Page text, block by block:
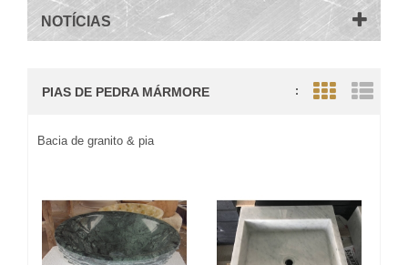
NOTÍCIAS
PIAS DE PEDRA MÁRMORE : Grid View
Bacia de granito & pia